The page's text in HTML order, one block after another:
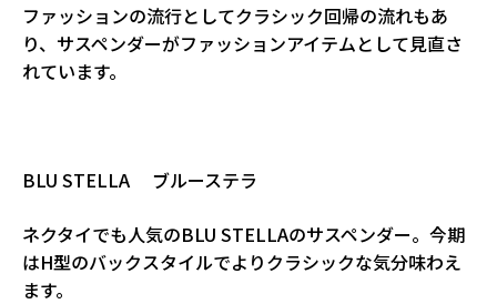
ファッションの流行としてクラシック回帰の流れもあ
り、サスペンダーがファッションアイテムとして見直さ
れています。
BLU STELLA ブルーステラ
ネクタイでも人気のBLU STELLAのサスペンダー。今期
はH型のバックスタイルでよりクラシックな気分味わえ
ます。